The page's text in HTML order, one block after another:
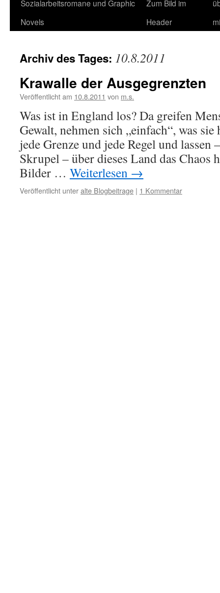
Sozialarbeitsromane und Graphic
Novels
Zum Bild im
Header
Archiv des Tages: 10.8.2011
Krawalle der Ausgegrenzten
Veröffentlicht am 10.8.2011 von m.s.
Was ist in England los? Da greifen
Gewalt, nehmen sich „einfach“, was
jede Grenze und jede Regel und lassen
Skrupel – über dieses Land das Chaos
Bilder … Weiterlesen →
Veröffentlicht unteralte Blogbeitrage | 1 Kommentar